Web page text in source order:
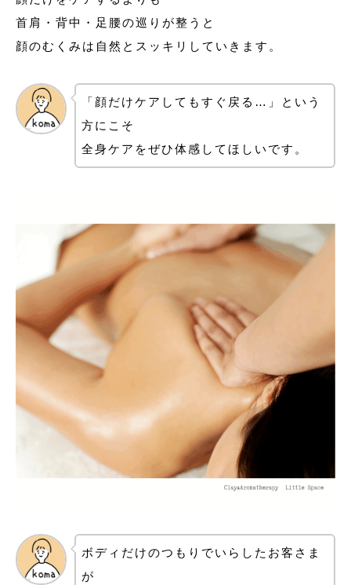
首肩・背中・足腰の巡りが整うと
顔のむくみは自然とスッキリしていきます。
「顔だけケアしてもすぐ戻る…」という
方にこそ
全身ケアをぜひ体感してほしいです。
ボディだけのつもりでいらしたお客さま
が